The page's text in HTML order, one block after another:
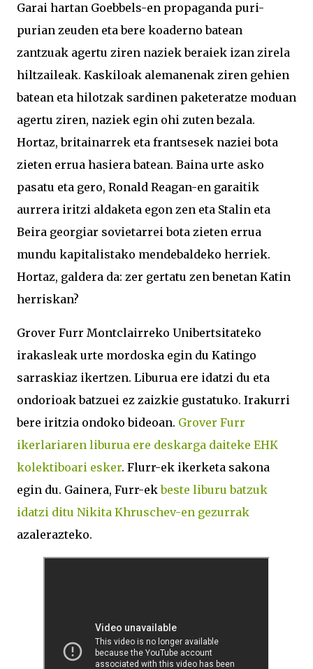
Garai hartan Goebbels-en propaganda puri-
purian zeuden eta bere koaderno batean
zantzuak agertu ziren naziek beraiek izan zirela
hiltzaileak. Kaskiloak alemanenak ziren gehien
batean eta hilotzak sardinen paketeratze moduan
agertu ziren, naziek egin ohi zuten bezala.
Hortaz, britainarrek eta frantsesek naziei bota
zieten errua hasiera batean. Baina urte asko
pasatu eta gero, Ronald Reagan-en garaitik
aurrera iritzi aldaketa egon zen eta Stalin eta
Beira georgiar sovietarrei bota zieten errua
mundu kapitalistako mendebaldeko herriek.
Hortaz, galdera da: zer gertatu zen benetan Katin
herriskan?
Grover Furr Montclairreko Unibertsitateko
irakasleak urte mordoska egin du Katingo
sarraskiaz ikertzen. Liburua ere idatzi du eta
ondorioak batzuei ez zaizkie gustatuko. Irakurri
bere iritzia ondoko bideoan. Grover Furr
ikerlariaren liburua ere deskarga daiteke EHK
kolektiboari esker. Flurr-ek ikerketa sakona
egin du. Gainera, Furr-ekbeste liburu batzuk
idatzi ditu Nikita Khruschev-en gezurrak
azalerazteko.